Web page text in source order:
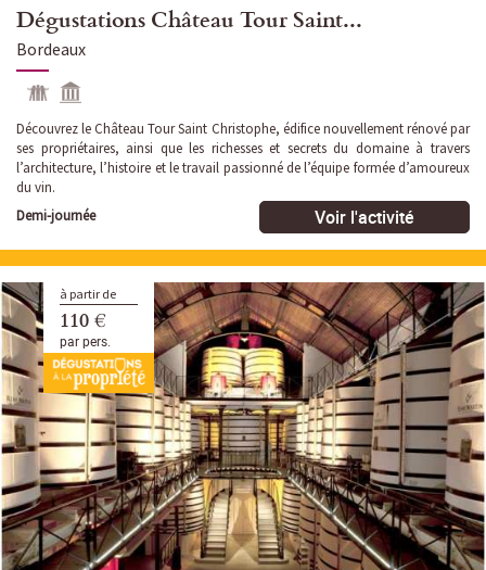
Dégustations Château Tour Saint...
Bordeaux
Découvrez le Château Tour Saint Christophe, édifice nouvellement rénové par
ses propriétaires, ainsi que les richesses et secrets du domaine à travers
l’architecture, l’histoire et le travail passionné de l’équipe formée d’amoureux
du vin.
Demi-journée
Voir l'activité
à partir de
110 €
par pers.